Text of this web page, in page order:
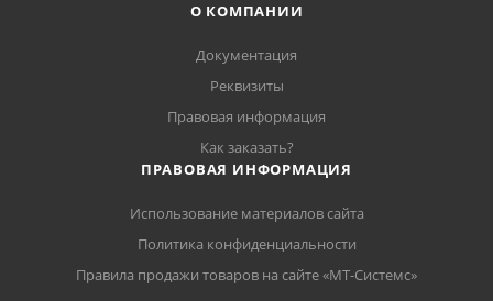
О КОМПАНИИ
Документация
Реквизиты
Правовая информация
Как заказать?
ПРАВОВАЯ ИНФОРМАЦИЯ
Использование материалов сайта
Политика конфиденциальности
Правила продажи товаров на сайте «МТ-Системс»